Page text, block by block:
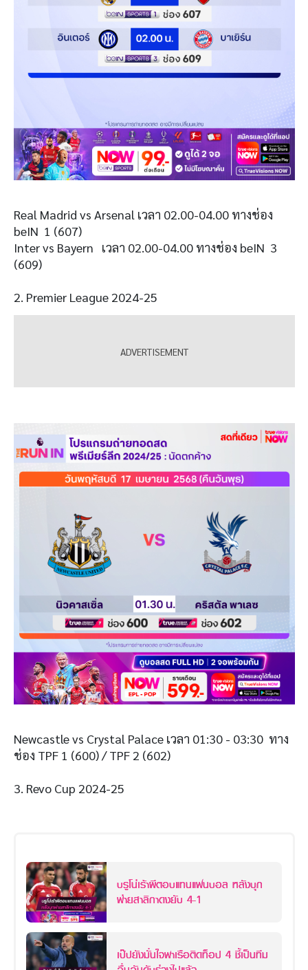
Real Madrid vs Arsenal เวลา 02.00-04.00 ทางช่อง
beIN 1 (607)
Inter vs Bayern เวลา 02.00-04.00 ทางช่อง beIN 3
(609)
2. Premier League 2024-25
Newcastle vs Crystal Palace เวลา 01:30 - 03:30 ทาง
ช่อง TPF 1 (600) / TPF 2 (602)
3. Revo Cup 2024-25
บรูโน่เร้าผีตอบแทนแฟนบอล หลังบุก
พ่ายสาลิกาดงยับ 4-1
เป๊ปยังมั่นใจพาเรือติดท็อป 4 ชี้เป็นทีม